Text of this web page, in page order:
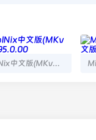
MKVToolNix中文版(MKv封装工具)v95.0.00